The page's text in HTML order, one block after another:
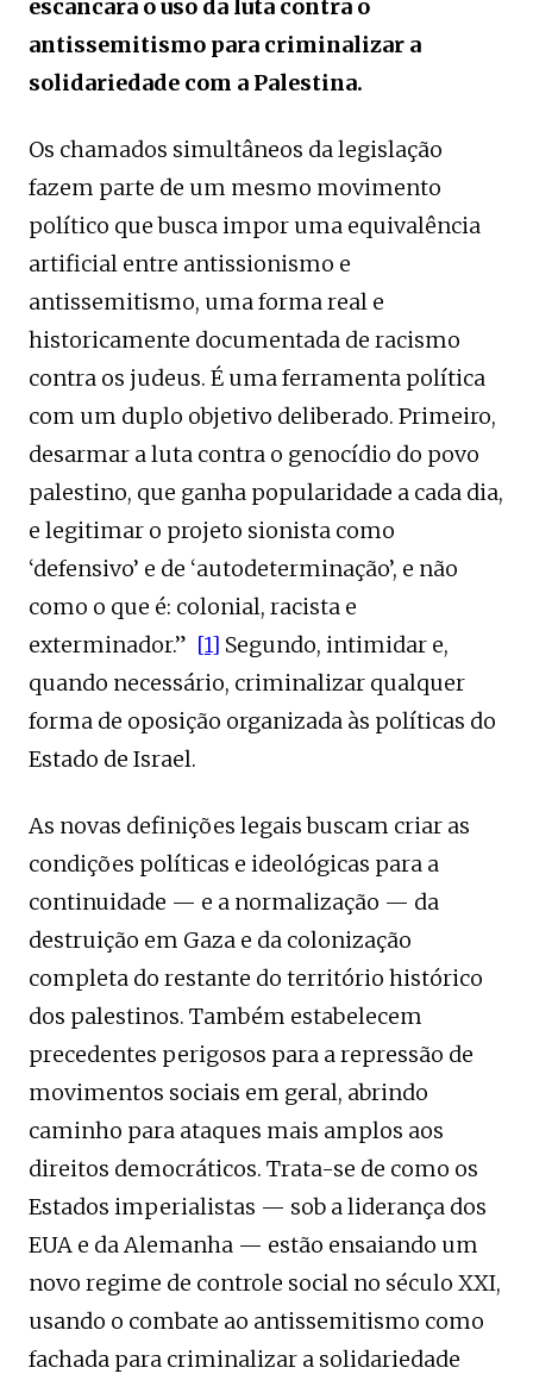
escancara o uso da luta contra o
antissemitismo para criminalizar a
solidariedade com a Palestina.
Os chamados simultâneos da legislação
fazem parte de um mesmo movimento
político que busca impor uma equivalência
artificial entre antissionismo e
antissemitismo, uma forma real e
historicamente documentada de racismo
contra os judeus. É uma ferramenta política
com um duplo objetivo deliberado. Primeiro,
desarmar a luta contra o genocídio do povo
palestino, que ganha popularidade a cada dia,
e legitimar o projeto sionista como
‘defensivo’ e de ‘autodeterminação’, e não
como o que é: colonial, racista e
exterminador.” [1] Segundo, intimidar e,
quando necessário, criminalizar qualquer
forma de oposição organizada às políticas do
Estado de Israel.
As novas definições legais buscam criar as
condições políticas e ideológicas para a
continuidade — e a normalização — da
destruição em Gaza e da colonização
completa do restante do território histórico
dos palestinos. Também estabelecem
precedentes perigosos para a repressão de
movimentos sociais em geral, abrindo
caminho para ataques mais amplos aos
direitos democráticos. Trata-se de como os
Estados imperialistas — sob a liderança dos
EUA e da Alemanha — estão ensaiando um
novo regime de controle social no século XXI,
usando o combate ao antissemitismo como
fachada para criminalizar a solidariedade